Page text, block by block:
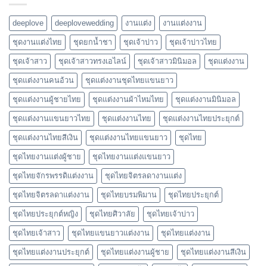
deeplove deeplovewedding งานแต่ง งานแต่งงาน
ชุดงานแต่งไทย ชุดยกน้ำชา ชุดเจ้าบ่าว ชุดเจ้าบ่าวไทย
ชุดเจ้าสาว ชุดเจ้าสาวทรงเอไลน์ ชุดเจ้าสาวมินิมอล ชุดแต่งงาน
ชุดแต่งงานคนอ้วน ชุดแต่งงานชุดไทยแขนยาว
ชุดแต่งงานผู้ชายไทย ชุดแต่งงานผ้าไหมไทย ชุดแต่งงานมินิมอล
ชุดแต่งงานแขนยาวไทย ชุดแต่งงานไทย ชุดแต่งงานไทยประยุกต์
ชุดแต่งงานไทยสีเงิน ชุดแต่งงานไทยแขนยาว ชุดไทย
ชุดไทยงานแต่งผู้ชาย ชุดไทยงานแต่งแขนยาว
ชุดไทยจักรพรรดิแต่งงาน ชุดไทยจิตรลดางานแต่ง
ชุดไทยจิตรลดาแต่งงาน ชุดไทยบรมพิมาน ชุดไทยประยุกต์
ชุดไทยประยุกต์หญิง ชุดไทยศิวาลัย ชุดไทยเจ้าบ่าว
ชุดไทยเจ้าสาว ชุดไทยแขนยาวแต่งงาน ชุดไทยแต่งงาน
ชุดไทยแต่งงานประยุกต์ ชุดไทยแต่งงานผู้ชาย ชุดไทยแต่งงานสีเงิน